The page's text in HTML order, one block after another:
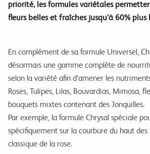
priorité, les formules variétales
fleurs belles et fraîches jusqu’à 60%
En complément de sa formule Universel,
désormais une gamme complète de
selon la variété afin d’amener les
Roses, Tulipes, Lilas, Bouvardias, Mimosa,
bouquets mixtes contenant des Jonquilles.
Par exemple, la formule Chrysal spéciale
spécifiquement sur la courbure du haut
classique de la rose.